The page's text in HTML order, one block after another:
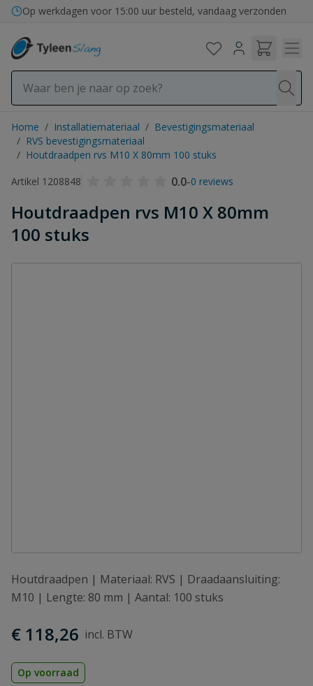
Ga naar de inhoud
Op werkdagen voor 15:00 uur besteld, vandaag verzonden
Home / Installatiemateriaal / Bevestigingsmateriaal
/ RVS bevestigingsmateriaal
/ Houtdraadpen rvs M10 X 80mm 100 stuks
Artikel 1208848
0.0-0 reviews
Houtdraadpen rvs M10 X 80mm
100 stuks
Houtdraadpen | Materiaal: RVS | Draadaansluiting:
M10 | Lengte: 80 mm | Aantal: 100 stuks
€ 118,26
Op voorraad